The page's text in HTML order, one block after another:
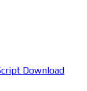
Download